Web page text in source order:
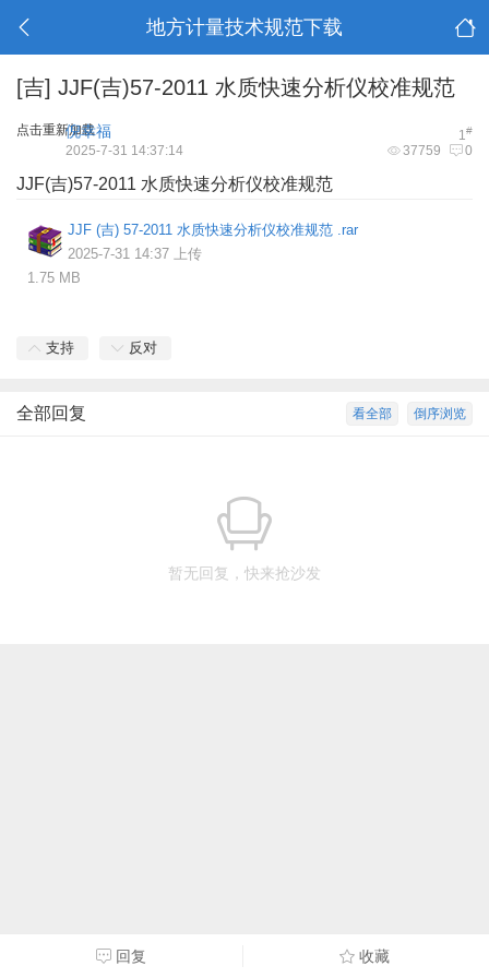
地方计量技术规范下载
[吉] JJF(吉)57-2011 水质快速分析仪校准规范
点击重新加载 1#
倪幸福
37759 0
2025-7-31 14:37:14
JJF(吉)57-2011 水质快速分析仪校准规范
JJF (吉) 57-2011 水质快速分析仪校准规范 .rar
2025-7-31 14:37 上传
1.75 MB
支持 反对
倒序浏览
看全部
全部回复
暂无回复，快来抢沙发
回复 收藏